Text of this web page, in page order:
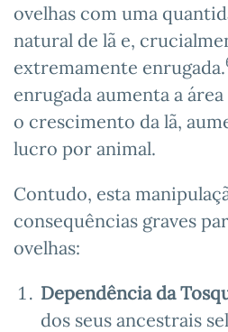
ovelhas com uma
natural de lã e,
extremamente enrugada.
enrugada aumenta a
o crescimento da lã,
lucro por animal.
Contudo, esta
consequências graves
ovelhas:
Dependência da
dos seus ancestrais